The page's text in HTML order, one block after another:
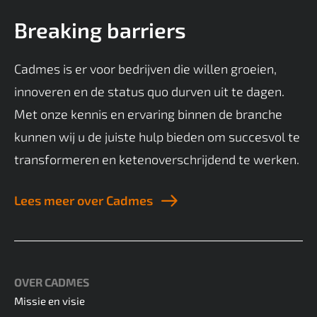
Breaking barriers
Cadmes is er voor bedrijven die willen groeien,
innoveren en de status quo durven uit te dagen.
Met onze kennis en ervaring binnen de branche
kunnen wij u de juiste hulp bieden om succesvol te
transformeren en ketenoverschrijdend te werken.
Lees meer over Cadmes
OVER CADMES
Missie en visie